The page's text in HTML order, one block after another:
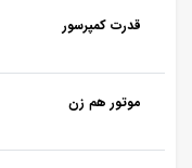
قدرت کمپرسور
موتور هم زن